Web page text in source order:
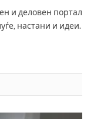
и деловен портал
настани и идеи.